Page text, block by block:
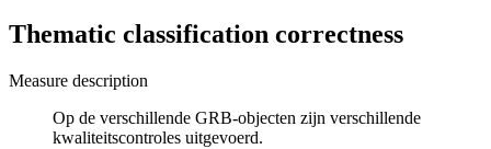
Thematic classification correctness
Measure description
Op de verschillende GRB-objecten zijn verschillende
kwaliteitscontroles uitgevoerd.